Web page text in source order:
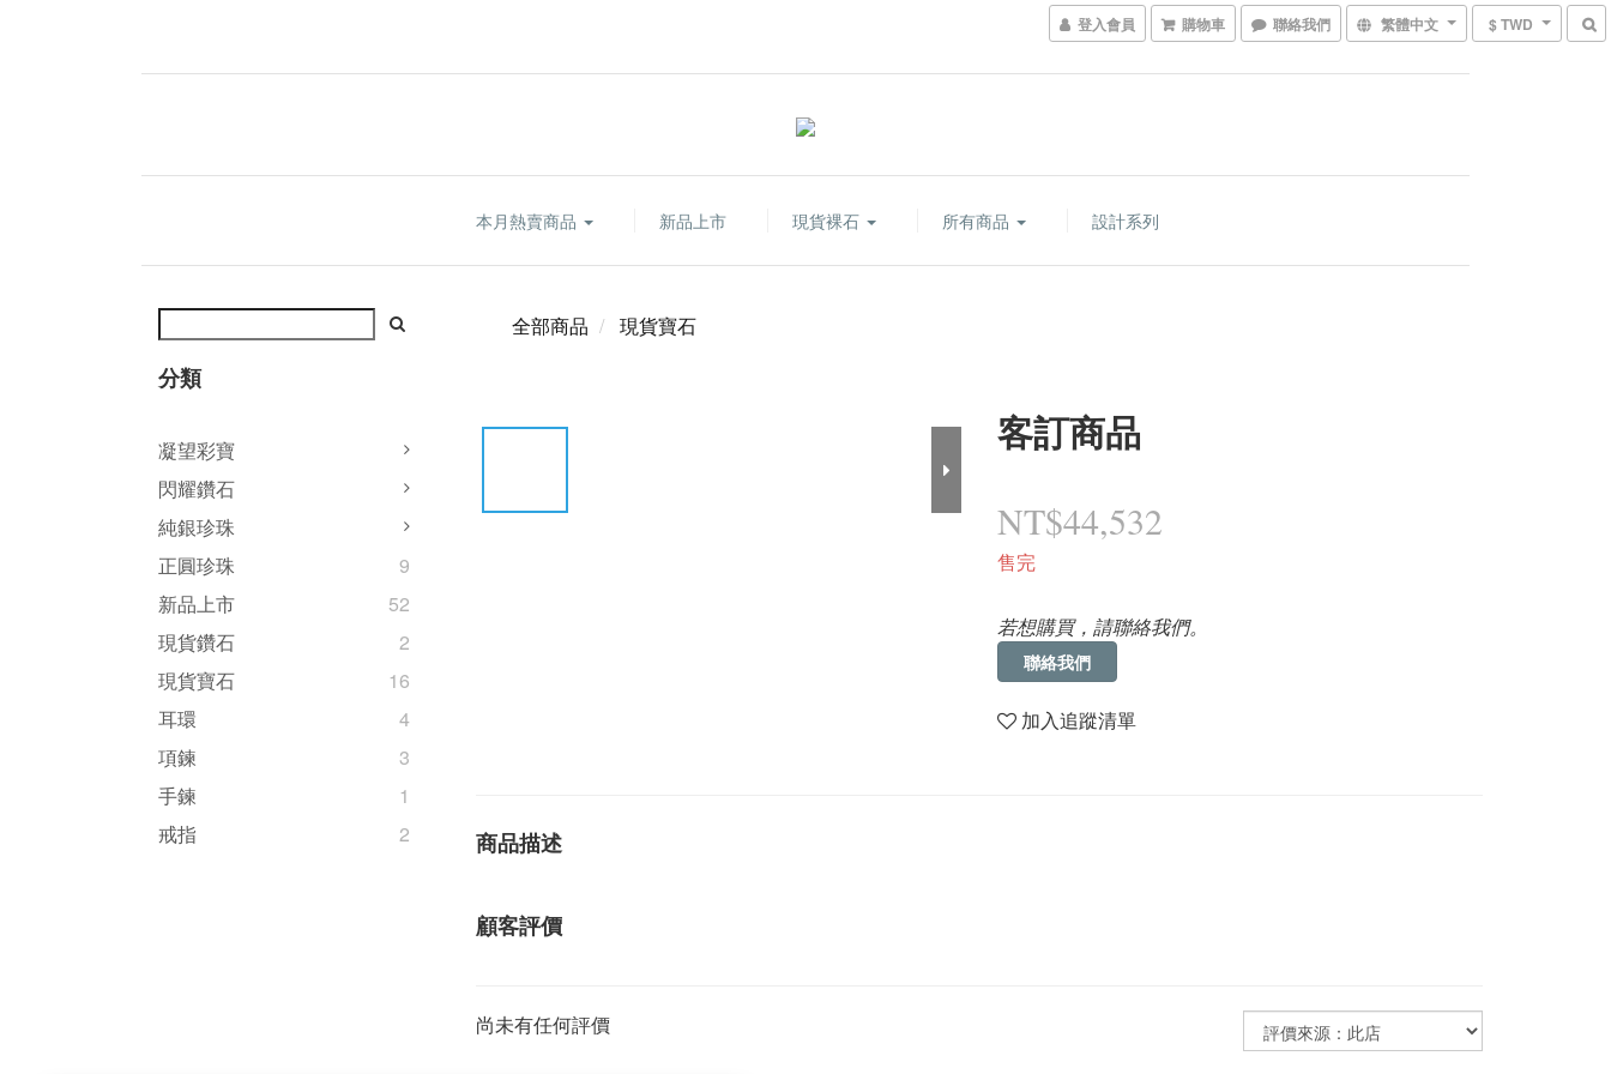
登入會員 購物車 聯絡我們 繁體中文 $ TWD
本月熱賣商品 新品上市 現貨裸石 所有商品 設計系列
分類
凝望彩寶
閃耀鑽石
純銀珍珠
正圓珍珠
9
新品上市
52
現貨鑽石
2
現貨寶石
16
耳環
4
項鍊
3
手鍊
1
戒指
2
全部商品 現貨寶石
客訂商品
NT$44,532
售完
若想購買，請聯絡我們。
聯絡我們
加入追蹤清單
商品描述
顧客評價
尚未有任何評價